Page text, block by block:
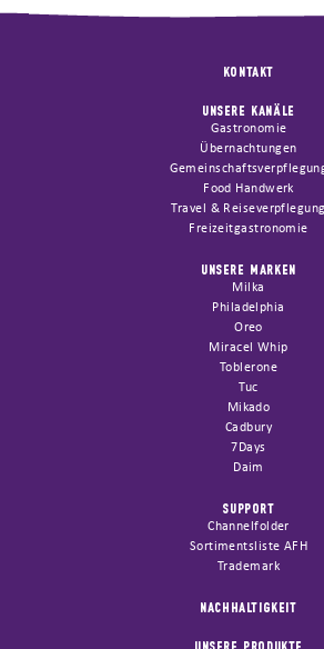
KONTAKT
UNSERE KANÄLE
Gastronomie
Übernachtungen
Food Handwerk
Travel & Reiseverpflegung
Freizeitgastronomie
UNSERE MARKEN
Milka
Philadelphia
Oreo
Miracel Whip
Toblerone
Tuc
Mikado
Cadbury
7Days
Daim
SUPPORT
Channelfolder
Sortimentsliste AFH
Trademark
NACHHALTIGKEIT
UNSERE PRODUKTE